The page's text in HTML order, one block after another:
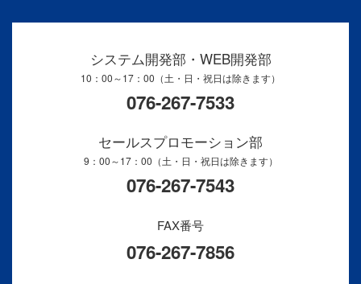
システム開発部・WEB開発部
10：00～17：00（土・日・祝日は除きます）
076-267-7533
セールスプロモーション部
9：00～17：00（土・日・祝日は除きます）
076-267-7543
FAX番号
076-267-7856